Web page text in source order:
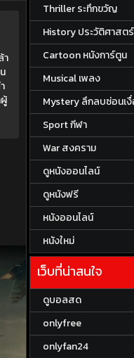
า
Thriller ระทึกขวัญ
History ประวัติศาสตร์
Cartoon หนังการ์ตูน
Musical เพลง
Mystery ลึกลบซ่อนเ
Sport กีฬา
War สงคราม
ดูหนังออนไลน์
ดูหนังฟรี
หนังออนไลน์
หนังใหม่
เว็บที่น่าสนใจ
ดูบอลสด
onlyfree
onlyfan24